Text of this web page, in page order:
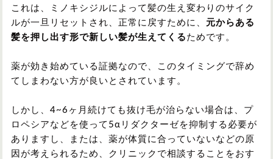
これは、ミノキシジルによって髪の生え変わりのサイク
ルが一旦リセットされ、正常に戻すために、 元からある
髪を押し出す形で新しい髪が生えてくる ためです。
薬が効き始めている証拠なので、このタイミングで辞め
てしまわない方が良いとされています。
しかし、4~6ヶ月続けても抜け毛が治らない場合は、プ
ロペシアなどを使って5αリダクターゼを抑制する必要が
ありますし、または、薬が体質に合っていないなどの原
因が考えられるため、クリニックで相談することをおす